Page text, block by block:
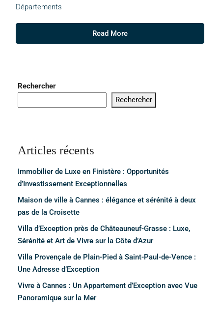
Départements
Read More
Rechercher
Rechercher
Articles récents
Immobilier de Luxe en Finistère : Opportunités
d’Investissement Exceptionnelles
Maison de ville à Cannes : élégance et sérénité à deux
pas de la Croisette
Villa d’Exception près de Châteauneuf-Grasse : Luxe,
Sérénité et Art de Vivre sur la Côte d’Azur
Villa Provençale de Plain-Pied à Saint-Paul-de-Vence :
Une Adresse d’Exception
Vivre à Cannes : Un Appartement d’Exception avec Vue
Panoramique sur la Mer